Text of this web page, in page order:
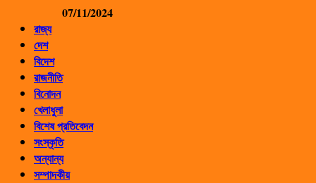
07/11/2024
রাজ্য
দেশ
বিদেশ
রাজনীতি
বিনোদন
খেলাধুলা
বিশেষ প্রতিবেদন
সংস্কৃতি
অন্যান্য
সম্পাদকীয়